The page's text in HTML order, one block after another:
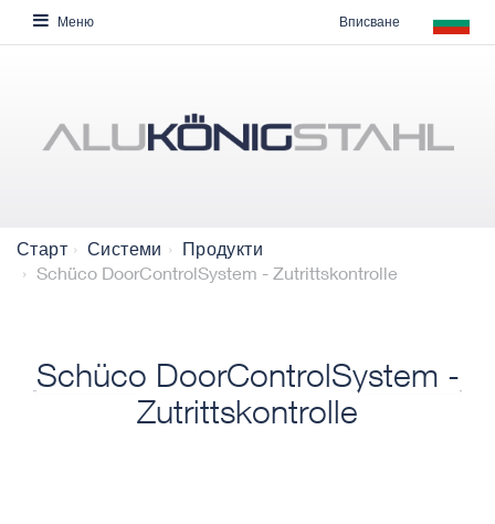
Меню Вписване
Старт Системи Продукти
Schüco DoorControlSystem - Zutrittskontrolle
Schüco DoorControlSystem -
Zutrittskontrolle